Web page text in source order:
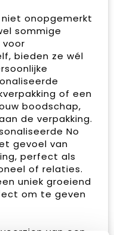
onopgemerkt
sommige
bieden ze wél
of een
boodschap,
de verpakking.
No
gevoel van
perfect als
of relaties.
uniek groeiend
om te geven
van een